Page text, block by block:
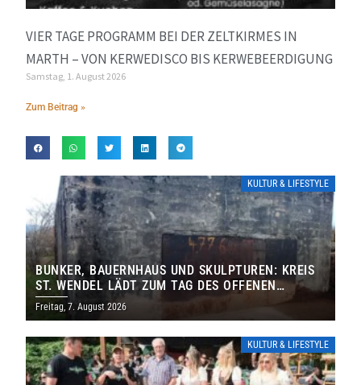
VIER TAGE PROGRAMM BEI DER ZELTKIRMES IN
MARTH – VON KERWEDISCO BIS KERWEBEERDIGUNG
Samstag, 1. August 2026
Zum Beitrag »
KULTUR & LIFESTYLE
BUNKER, BAUERNHAUS UND SKULPTUREN: KREIS
ST. WENDEL LÄDT ZUM TAG DES OFFENEN
DENKMALS EIN
Freitag, 7. August 2026
KULTUR & LIFESTYLE